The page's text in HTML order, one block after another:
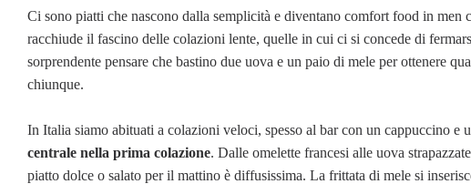
Ci sono piatti che nascono dalla semplicità e diventano comfort food in men
racchiude il fascino delle colazioni lente, quelle in cui ci si concede di
sorprendente pensare che bastino due uova e un paio di mele per ottenere
chiunque.
In Italia siamo abituati a colazioni veloci, spesso al bar con un cappuccino e
centrale nella prima colazione. Dalle omelette francesi alle uova
piatto dolce o salato per il mattino è diffusissima. La frittata di mele si